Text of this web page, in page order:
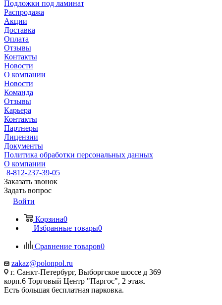
Подложки под ламинат
Распродажа
Акции
Доставка
Оплата
Отзывы
Контакты
Новости
О компании
Новости
Команда
Отзывы
Карьера
Контакты
Партнеры
Лицензии
Документы
Политика обработки персональных данных
О компании
8-812-237-39-05
Заказать звонок
Задать вопрос
Войти
Корзина0
Избранные товары0
Сравнение товаров0
zakaz@polonpol.ru
г. Санкт-Петербург, Выборгское шоссе д 369
корп.6 Торговый Центр "Паргос", 2 этаж.
Есть большая бесплатная парковка.